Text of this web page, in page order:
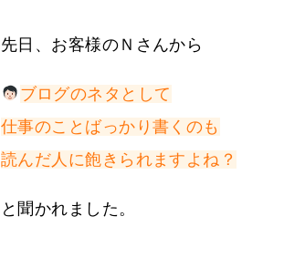
先日、お客様のＮさんから
ブログのネタとして
仕事のことばっかり書くのも
読んだ人に飽きられますよね？
と聞かれました。